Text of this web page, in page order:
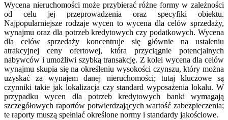
Wycena nieruchomości może przybierać różne formy w zależności
od celu jej przeprowadzenia oraz specyfiki obiektu.
Najpopularniejsze rodzaje wycen to wycena dla celów sprzedaży,
wynajmu oraz dla potrzeb kredytowych czy podatkowych. Wycena
dla celów sprzedaży koncentruje się głównie na ustaleniu
atrakcyjnej ceny ofertowej, która przyciągnie potencjalnych
nabywców i umożliwi szybką transakcję. Z kolei wycena dla celów
wynajmu skupia się na określeniu wysokości czynszu, który można
uzyskać za wynajem danej nieruchomości; tutaj kluczowe są
czynniki takie jak lokalizacja czy standard wyposażenia lokalu. W
przypadku wycen dla potrzeb kredytowych banki wymagają
szczegółowych raportów potwierdzających wartość zabezpieczenia;
te raporty muszą spełniać określone normy i standardy jakościowe.